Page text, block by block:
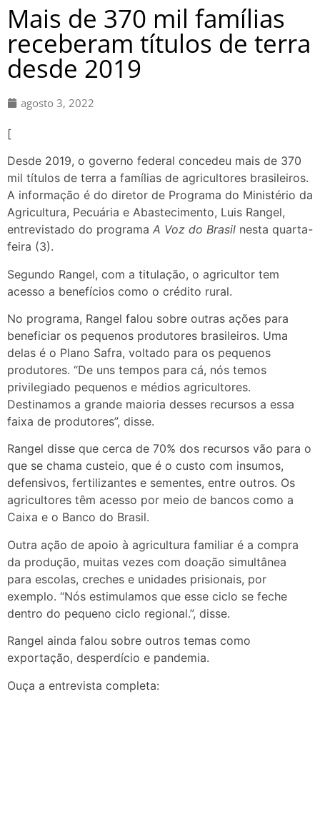
Mais de 370 mil famílias
receberam títulos de terra
desde 2019
agosto 3, 2022
[
Desde 2019, o governo federal concedeu mais de 370
mil títulos de terra a famílias de agricultores brasileiros.
A informação é do diretor de Programa do Ministério da
Agricultura, Pecuária e Abastecimento, Luis Rangel,
entrevistado do programa A Voz do Brasil nesta quarta-
feira (3).
Segundo Rangel, com a titulação, o agricultor tem
acesso a benefícios como o crédito rural.
No programa, Rangel falou sobre outras ações para
beneficiar os pequenos produtores brasileiros. Uma
delas é o Plano Safra, voltado para os pequenos
produtores. “De uns tempos para cá, nós temos
privilegiado pequenos e médios agricultores.
Destinamos a grande maioria desses recursos a essa
faixa de produtores”, disse.
Rangel disse que cerca de 70% dos recursos vão para o
que se chama custeio, que é o custo com insumos,
defensivos, fertilizantes e sementes, entre outros. Os
agricultores têm acesso por meio de bancos como a
Caixa e o Banco do Brasil.
Outra ação de apoio à agricultura familiar é a compra
da produção, muitas vezes com doação simultânea
para escolas, creches e unidades prisionais, por
exemplo. “Nós estimulamos que esse ciclo se feche
dentro do pequeno ciclo regional.”, disse.
Rangel ainda falou sobre outros temas como
exportação, desperdício e pandemia.
Ouça a entrevista completa: